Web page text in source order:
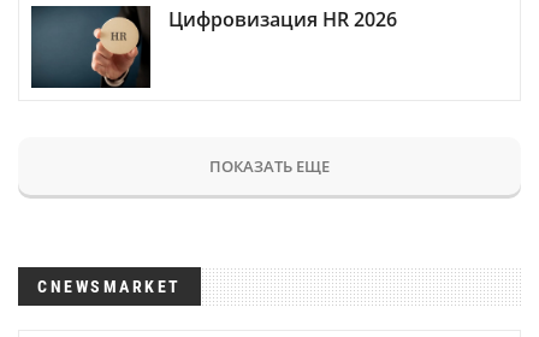
Цифровизация HR 2026
ПОКАЗАТЬ ЕЩЕ
CNEWSMARKET